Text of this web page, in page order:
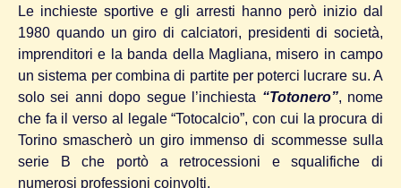
Le inchieste sportive e gli arresti hanno però inizio dal
1980 quando un giro di calciatori, presidenti di società,
imprenditori e la banda della Magliana, misero in campo
un sistema per combina di partite per poterci lucrare su. A
solo sei anni dopo segue l’inchiesta “Totonero”, nome
che fa il verso al legale “Totocalcio”, con cui la procura di
Torino smascherò un giro immenso di scommesse sulla
serie B che portò a retrocessioni e squalifiche di
numerosi professioni coinvolti.